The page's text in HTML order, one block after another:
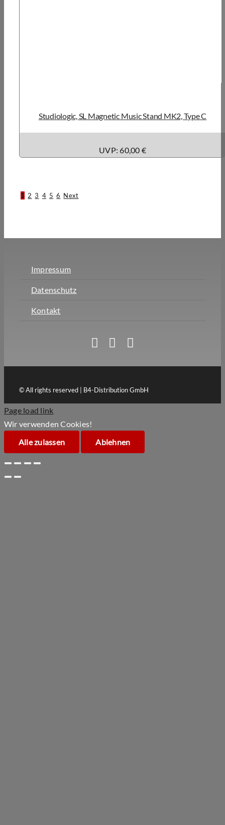
Studiologic, SL Magnetic Music Stand MK2, Type C
UVP: 60,00 €
1 2 3 4 5 6 Next
Impressum
Datenschutz
Kontakt
© All rights reserved | B4-Distribution GmbH
Page load link
Wir verwenden Cookies!
Alle zulassen
Ablehnen